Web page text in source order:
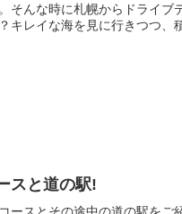
んな時に札幌からドライブ
レイな海を見に行きつつ、
スと道の駅!